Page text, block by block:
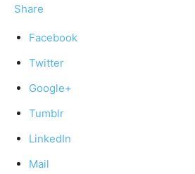
Share
Facebook
Twitter
Google+
Tumblr
LinkedIn
Mail